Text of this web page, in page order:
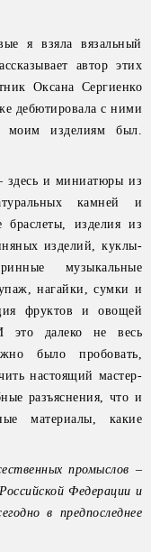
я взяла вязальный
автор этих
Оксана Сергиенко
дебютировала с ними
моим изделиям был.
здесь и миниатюры из
камней и
изделия из
изделий, куклы-
музыкальные
нагайки, сумки и
фруктов и овощей
это далеко не весь
было пробовать,
настоящий мастер-
разъяснения, что и
материалы, какие
промыслов –
Федерации и
в предпоследнее